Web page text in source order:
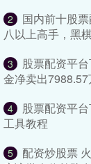
2
国内前十股
八以上高手，黑
3
股票配资平
金净卖出7988.57
4
股票配资平
工具教程
5
配资炒股票